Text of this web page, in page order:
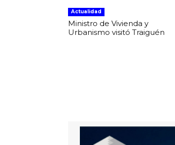
Actualidad
Ministro de Vivienda y
Urbanismo visitó Traiguén